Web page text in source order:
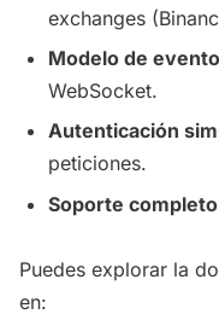
exchanges
Modelo de
WebSocket.
Autenticación
peticiones.
Soporte completo
Puedes explorar la
en: